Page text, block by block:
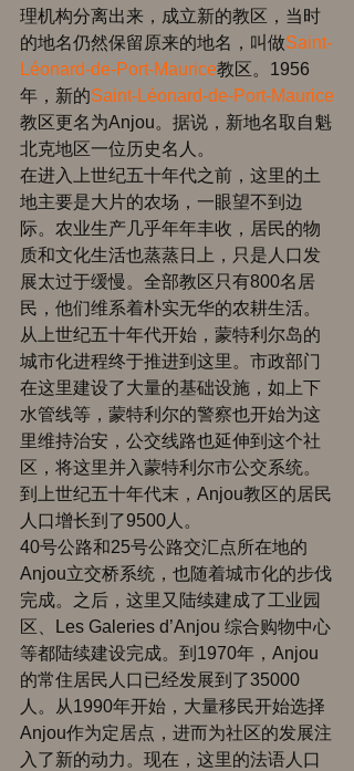
理机构分离出来，成立新的教区，当时
的地名仍然保留原来的地名，叫做Saint-
Léonard-de-Port-Maurice教区。1956
年，新的Saint-Léonard-de-Port-Maurice
教区更名为Anjou。据说，新地名取自魁
北克地区一位历史名人。
在进入上世纪五十年代之前，这里的土
地主要是大片的农场，一眼望不到边
际。农业生产几乎年年丰收，居民的物
质和文化生活也蒸蒸日上，只是人口发
展太过于缓慢。全部教区只有800名居
民，他们维系着朴实无华的农耕生活。
从上世纪五十年代开始，蒙特利尔岛的
城市化进程终于推进到这里。市政部门
在这里建设了大量的基础设施，如上下
水管线等，蒙特利尔的警察也开始为这
里维持治安，公交线路也延伸到这个社
区，将这里并入蒙特利尔市公交系统。
到上世纪五十年代末，Anjou教区的居民
人口增长到了9500人。
40号公路和25号公路交汇点所在地的
Anjou立交桥系统，也随着城市化的步伐
完成。之后，这里又陆续建成了工业园
区、Les Galeries d’Anjou 综合购物中心
等都陆续建设完成。到1970年，Anjou
的常住居民人口已经发展到了35000
人。从1990年开始，大量移民开始选择
Anjou作为定居点，进而为社区的发展注
入了新的动力。现在，这里的法语人口